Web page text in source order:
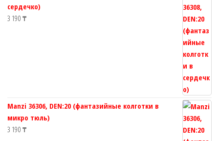
сердечко)
3 190 ₸
Manzi 36306, DEN:20 (фантазийные колготки в
микро тюль)
3 190 ₸